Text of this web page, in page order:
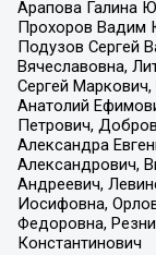
Арапова Галина
Прохоров Вадим
Подузов Сергей
Вячеславовна,
Сергей
Анатолий
Петрович,
Александра
Александрович,
Андреевич,
Иосифовна,
Федоровна,
Константинович